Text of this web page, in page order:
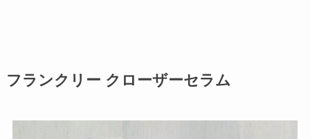
フランクリー クローザーセラム